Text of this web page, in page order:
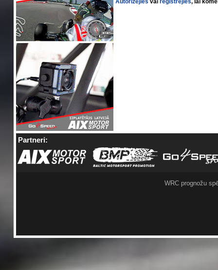
Partneri:
WRC prognožu